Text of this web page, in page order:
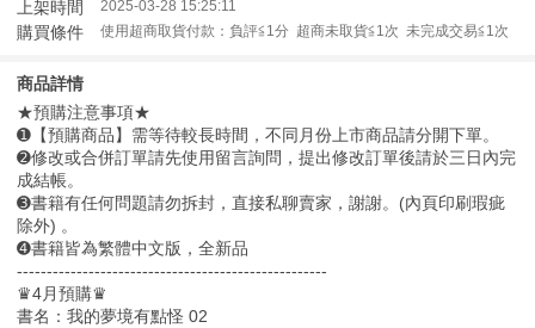
上架時間 2025-03-28 15:25:11
購買條件 使用超商取貨付款：負評≦1分 超商未取貨≦1次 未完成交易≦1次
商品詳情
★預購注意事項★
➊【預購商品】需等待較長時間，不同月份上市商品請分開下單。
➋修改或合併訂單請先使用留言詢問，提出修改訂單後請於三日內完
成結帳。
➌書籍有任何問題請勿拆封，直接私聊賣家，謝謝。(內頁印刷瑕疵
除外) 。
➍書籍皆為繁體中文版，全新品
----------------------------------------------------
♛4月預購♛
書名：我的夢境有點怪 02